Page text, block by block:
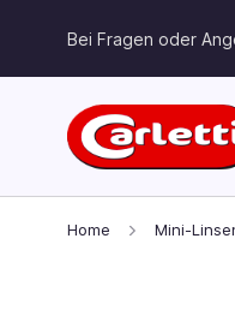
Bei Fragen oder
Home Mini-